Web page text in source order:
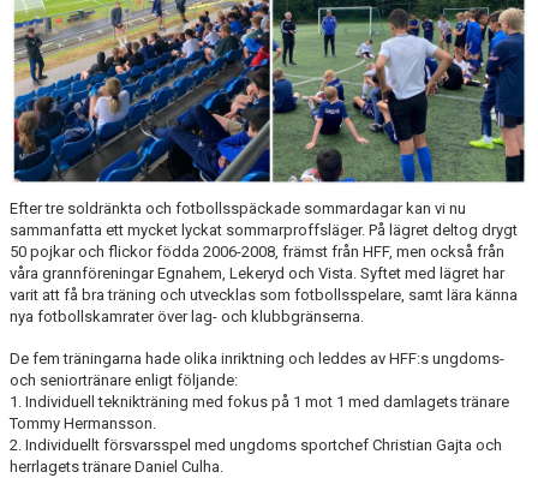
"VAPENDRAGARE 2026"
FRITIDSKORTET/AVGIFTER
Efter tre soldränkta och fotbollsspäckade sommardagar kan vi nu
sammanfatta ett mycket lyckat sommarproffsläger. På lägret deltog drygt
50 pojkar och flickor födda 2006-2008, främst från HFF, men också från
våra grannföreningar Egnahem, Lekeryd och Vista. Syftet med lägret har
varit att få bra träning och utvecklas som fotbollsspelare, samt lära känna
nya fotbollskamrater över lag- och klubbgränserna.
De fem träningarna hade olika inriktning och leddes av HFF:s ungdoms-
och seniortränare enligt följande:
1. Individuell teknikträning med fokus på 1 mot 1 med damlagets tränare
Tommy Hermansson.
2. Individuellt försvarsspel med ungdoms sportchef Christian Gajta och
herrlagets tränare Daniel Culha.